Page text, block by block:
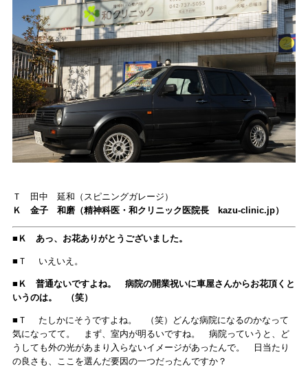
Ｔ 田中 延和（スピニングガレージ）
Ｋ 金子 和磨（精神科医・和クリニック医院長 kazu-clinic.jp）
■Ｋ あっ、お花ありがとうございました。
■Ｔ いえいえ。
■Ｋ 普通ないですよね。 病院の開業祝いに車屋さんからお花頂くと
いうのは。 （笑）
■Ｔ たしかにそうですよね。 （笑）どんな病院になるのかなって
気になってて。 まず、室内が明るいですね。 病院っていうと、ど
うしても外の光があまり入らないイメージがあったんで。 日当たり
の良さも、ここを選んだ要因の一つだったんですか？